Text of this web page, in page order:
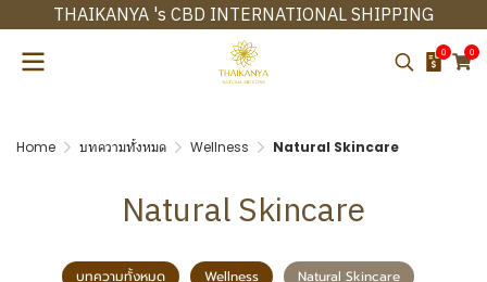
THAIKANYA 's CBD INTERNATIONAL SHIPPING
0 0
Home บทความทั้งหมด Wellness Natural Skincare
Natural Skincare
บทความทั้งหมด Wellness Natural Skincare